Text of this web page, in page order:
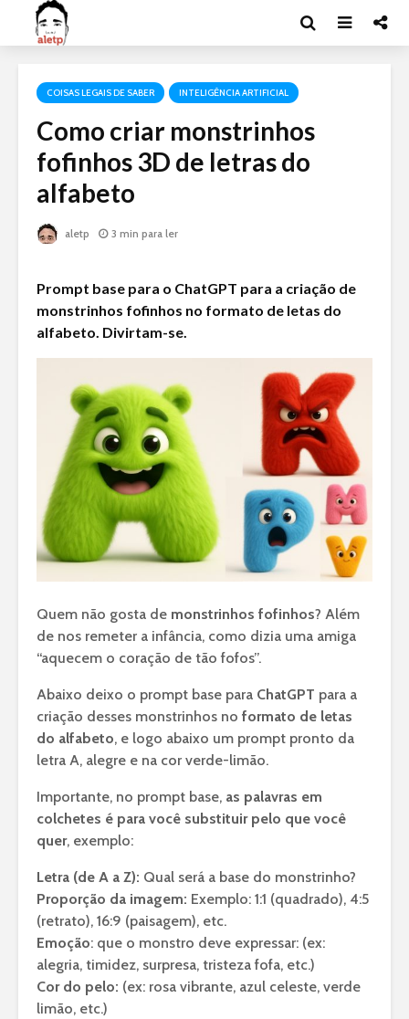
COISAS LEGAIS DE SABER INTELIGÊNCIA ARTIFICIAL
Como criar monstrinhos
fofinhos 3D de letras do
alfabeto
aletp 3 min para ler
Prompt base para o ChatGPT para a criação de
monstrinhos fofinhos no formato de letas do
alfabeto. Divirtam-se.
Quem não gosta de monstrinhos fofinhos? Além
de nos remeter a infância, como dizia uma amiga
“aquecem o coração de tão fofos”.
Abaixo deixo o prompt base para ChatGPT para a
criação desses monstrinhos no formato de letas
do alfabeto, e logo abaixo um prompt pronto da
letra A, alegre e na cor verde-limão.
Importante, no prompt base, as palavras em
colchetes é para você substituir pelo que você
quer, exemplo:
Letra (de A a Z): Qual será a base do monstrinho?
Proporção da imagem: Exemplo: 1:1 (quadrado), 4:5
(retrato), 16:9 (paisagem), etc.
Emoção: que o monstro deve expressar: (ex:
alegria, timidez, surpresa, tristeza fofa, etc.)
Cor do pelo: (ex: rosa vibrante, azul celeste, verde
limão, etc.)